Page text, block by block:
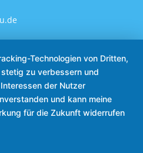
und Umgebung e.V. 2025 ||
Main-Mediendesign & IT
Technologien von Dritten,
zu verbessern und
der Nutzer
und kann meine
für die Zukunft widerrufen